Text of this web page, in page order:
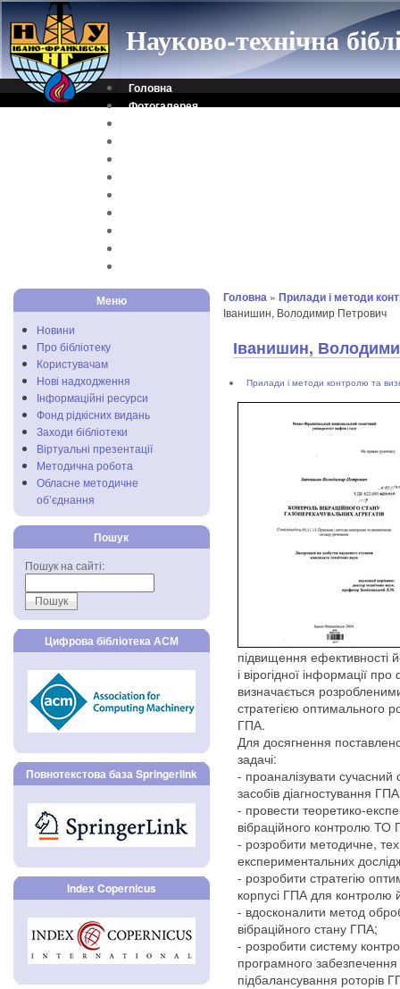
Науково-технічна
Головна
Фотогалерея
Меню
Новини
Про бібліотеку
Користувачам
Нові надходження
Інформаційні ресурси
Фонд рідкісних видань
Заходи бібліотеки
Віртуальні презентації
Методична робота
Обласне методичне
об’єднання
Пошук
Пошук на сайті:
Цифрова бібліотека АСМ
Повнотекстова база Springerlink
Index Copernicus
Головна » Прилади і методи
Іванишин, Володимир Петрович
Іванишин,
Прилади і методи контролю та
підвищення ефективності
і вірогідної інформації
визначається
стратегією оптимального
ГПА.
Для досягнення
задачі:
- проаналізувати сучасний
засобів діагностування
- провести теоретико-
вібраційного контролю ТО
- розробити методичне,
експериментальних
- розробити стратегію
корпусі ГПА для контролю
- вдосконалити метод
вібраційного стану ГПА;
- розробити систему
програмного
підбалансування роторів